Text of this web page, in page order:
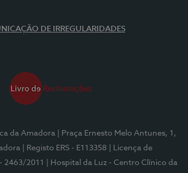
DE IRREGULARIDADES
da Amadora
| Praça Ernesto Melo Antunes, 1,
| Registo ERS - E113358
| Licença de
2463/2011
| Hospital da Luz - Centro Clínico da